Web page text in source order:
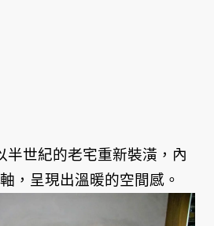
世紀的老宅重新裝潢，內
，呈現出溫暖的空間感。